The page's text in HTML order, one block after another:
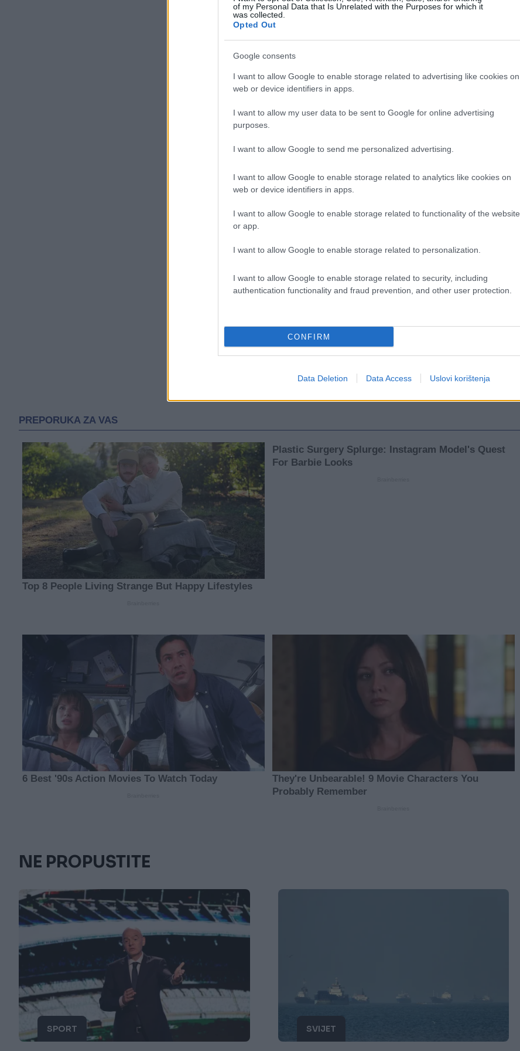
of my Personal Data that Is Unrelated with the Purposes for which it
was collected.
Opted Out
Google consents
I want to allow Google to enable storage related to advertising like cookies on
web or device identifiers in apps.
I want to allow my user data to be sent to Google for online advertising
purposes.
I want to allow Google to send me personalized advertising.
I want to allow Google to enable storage related to analytics like cookies on
web or device identifiers in apps.
I want to allow Google to enable storage related to functionality of the website
or app.
I want to allow Google to enable storage related to personalization.
I want to allow Google to enable storage related to security, including
authentication functionality and fraud prevention, and other user protection.
CONFIRM
Data Deletion Data Access Uslovi korištenja
NE PROPUSTITE
SPORT SVIJET